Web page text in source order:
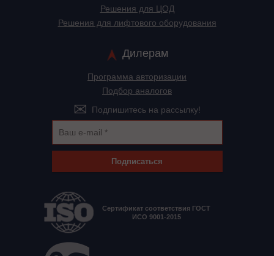
Решения для ЦОД
Решения для лифтового оборудования
Дилерам
Программа авторизации
Подбор аналогов
Подпишитесь на рассылку!
Подписаться
Сертификат соответствия ГОСТ
ИСО 9001-2015